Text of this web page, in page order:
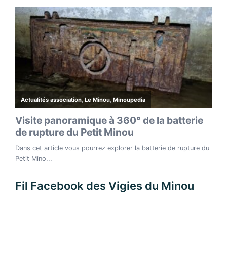
Fil Facebook des Vigies du Minou